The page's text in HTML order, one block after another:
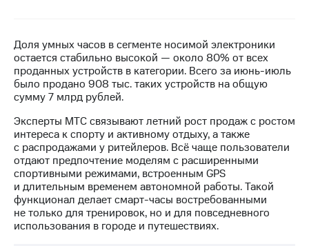
Финансовая
отчетность
Контакты
в
регионе
и акционерам
Корпоративное
управление
Корпоративный
секретарь
Доля умных часов в сегменте носимой электроники
остается стабильно высокой — около 80% от всех
проданных устройств в категории. Всего за июнь-июль
было продано 908 тыс. таких устройств на общую
сумму 7 млрд рублей.
Эксперты МТС связывают летний рост продаж с ростом
интереса к спорту и активному отдыху, а также
с распродажами у ритейлеров. Всё чаще пользователи
отдают предпочтение моделям с расширенными
спортивными режимами, встроенным GPS
и длительным временем автономной работы. Такой
функционал делает смарт-часы востребованными
не только для тренировок, но и для повседневного
использования в городе и путешествиях.